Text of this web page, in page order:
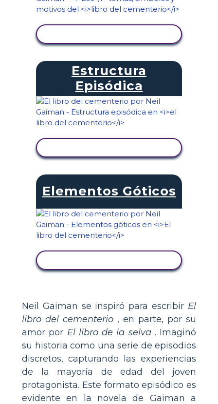
Estructura
Episódica
Elementos Góticos
Neil Gaiman se inspiró para escribir El
libro del cementerio , en parte, por su
amor por El libro de la selva. Imaginó
su historia como una serie de episodios
discretos, capturando las experiencias
de la mayoría de edad del joven
protagonista. Este formato episódico es
evidente en la novela de Gaiman a